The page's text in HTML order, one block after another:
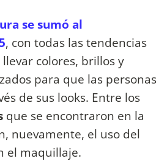
se sumó al
, con todas las tendencias
colores, brillos y
para que las personas
de sus looks. Entre los
que se encontraron en la
nuevamente, el uso del
el maquillaje.